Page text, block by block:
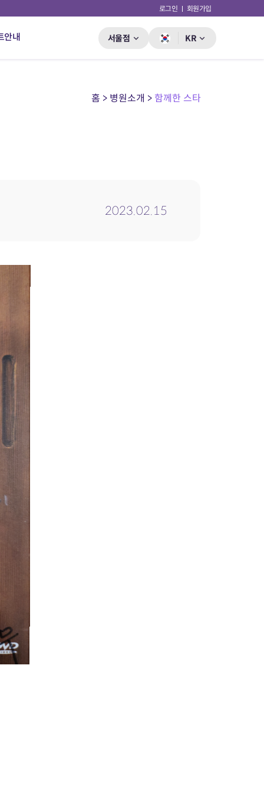
로그인 회원가입
안내 서울점 KR
홈 > 병원소개 > 함께한 스타
2023.02.15